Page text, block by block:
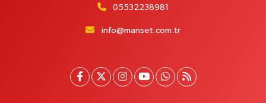
05532238981
info@manset.com.tr